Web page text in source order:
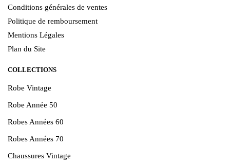
Conditions générales de ventes
Politique de remboursement
Mentions Légales
Plan du Site
COLLECTIONS
Robe Vintage
Robe Année 50
Robes Années 60
Robes Années 70
Chaussures Vintage